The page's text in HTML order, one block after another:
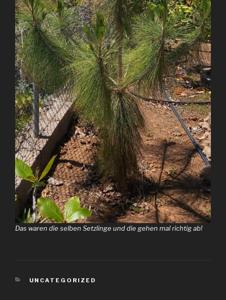
Das waren die selben Setzlinge und die gehen mal richtig ab!
KATEGORIEN
UNCATEGORIZED